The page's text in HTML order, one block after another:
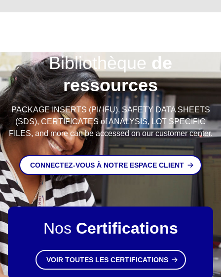
Bibliothèque de
ressources
PACKAGE INSERTS (PI/ IFU), SAFETY DATA SHEETS
(SDS), CERTIFICATES of ANALYSIS, LOT SPECIFIC
FILES, and more can be accessed on our customer center.
CONNECTEZ-VOUS À NOTRE ESPACE CLIENT
Nos Certifications
VOIR TOUTES LES CERTIFICATIONS